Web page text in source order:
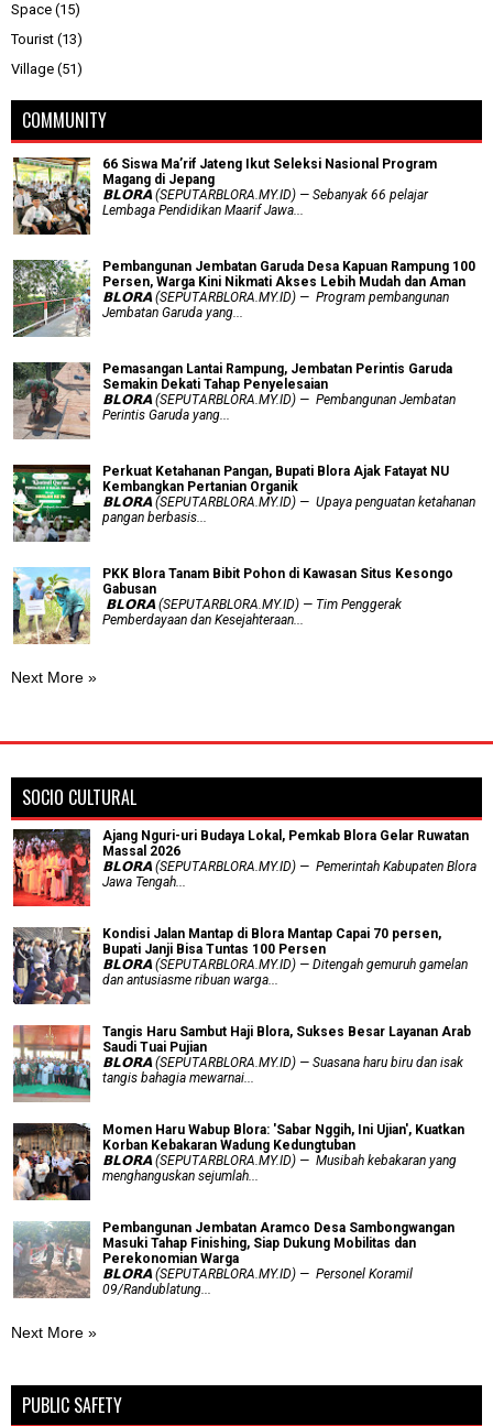
Space (15)
Tourist (13)
Village (51)
COMMUNITY
66 Siswa Ma’rif Jateng Ikut Seleksi Nasional Program
Magang di Jepang
𝗕𝗟𝗢𝗥𝗔 (SEPUTARBLORA.MY.ID) — Sebanyak 66 pelajar
Lembaga Pendidikan Maarif Jawa...
Pembangunan Jembatan Garuda Desa Kapuan Rampung 100
Persen, Warga Kini Nikmati Akses Lebih Mudah dan Aman
𝗕𝗟𝗢𝗥𝗔 (SEPUTARBLORA.MY.ID) — Program pembangunan
Jembatan Garuda yang...
Pemasangan Lantai Rampung, Jembatan Perintis Garuda
Semakin Dekati Tahap Penyelesaian
𝗕𝗟𝗢𝗥𝗔 (SEPUTARBLORA.MY.ID) — Pembangunan Jembatan
Perintis Garuda yang...
​Perkuat Ketahanan Pangan, Bupati Blora Ajak Fatayat NU
Kembangkan Pertanian Organik
𝗕𝗟𝗢𝗥𝗔 (SEPUTARBLORA.MY.ID) — Upaya penguatan ketahanan
pangan berbasis...
PKK Blora Tanam Bibit Pohon di Kawasan Situs Kesongo
Gabusan
‎ 𝗕𝗟𝗢𝗥𝗔 (SEPUTARBLORA.MY.ID) — Tim Penggerak
Pemberdayaan dan Kesejahteraan...
Next More »
SOCIO CULTURAL
Ajang Nguri-uri Budaya Lokal, Pemkab Blora Gelar Ruwatan
Massal 2026
𝗕𝗟𝗢𝗥𝗔 (SEPUTARBLORA.MY.ID) — Pemerintah Kabupaten Blora
Jawa Tengah...
Kondisi Jalan Mantap di Blora Mantap Capai 70 persen,
Bupati Janji Bisa Tuntas 100 Persen
𝗕𝗟𝗢𝗥𝗔 (SEPUTARBLORA.MY.ID) — Ditengah gemuruh gamelan
dan antusiasme ribuan warga...
Tangis Haru Sambut Haji Blora, Sukses Besar Layanan Arab
Saudi Tuai Pujian
𝗕𝗟𝗢𝗥𝗔 (SEPUTARBLORA.MY.ID) — Suasana haru biru dan isak
tangis bahagia mewarnai...
Momen Haru Wabup Blora: ​'Sabar Nggih, Ini Ujian', Kuatkan
Korban Kebakaran Wadung Kedungtuban
𝗕𝗟𝗢𝗥𝗔 (SEPUTARBLORA.MY.ID) — Musibah kebakaran yang
menghanguskan sejumlah...
Pembangunan Jembatan Aramco Desa Sambongwangan
Masuki Tahap Finishing, Siap Dukung Mobilitas dan
Perekonomian Warga
𝗕𝗟𝗢𝗥𝗔 (SEPUTARBLORA.MY.ID) — Personel Koramil
09/Randublatung...
Next More »
PUBLIC SAFETY